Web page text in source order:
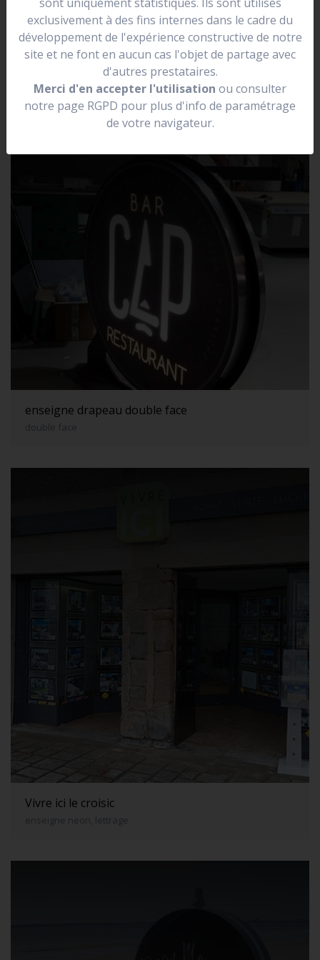
se situer dans une rue.
Elle peut être lumineuse, non lumineuse, prendre la
forme de votre logo.
enseigne drapeau double face
double face
Vivre ici le croisic
enseigne neon, lettrage
exclusivement à des fins internes dans le cadre du
développement de l'expérience constructive de notre
site et ne font en aucun cas l'objet de partage avec
d'autres prestataires.
Merci d'en accepter l'utilisation ou consulter
notre page RGPD pour plus d'info de paramétrage
de votre navigateur.